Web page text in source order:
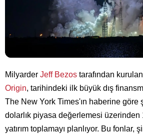
Milyarder Jeff Bezos tarafından
Origin, tarihindeki ilk büyük dış
The New York Times'ın haberine göre
dolarlık piyasa değerlemesi üzerinden
yatırım toplamayı planlıyor. Bu fonlar,